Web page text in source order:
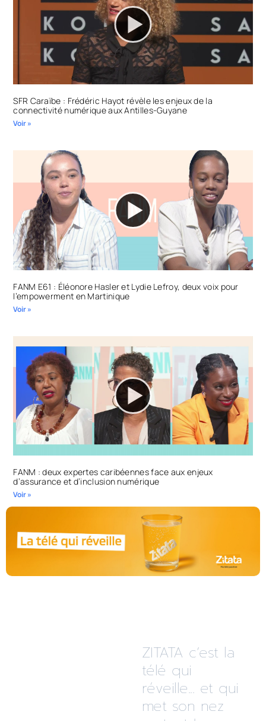
SFR Caraïbe : Frédéric Hayot révèle les enjeux de la
connectivité numérique aux Antilles-Guyane
Voir »
FANM E61 : Éléonore Hasler et Lydie Lefroy, deux voix pour
l’empowerment en Martinique
Voir »
FANM : deux expertes caribéennes face aux enjeux
d’assurance et d’inclusion numérique
Voir »
ZITATA c’est la
télé qui
réveille... et qui
met son nez